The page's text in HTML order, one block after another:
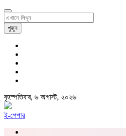
খুজুন
বৃহস্পতিবার, ৬ অগাস্ট, ২০২৬
ই-পেপার